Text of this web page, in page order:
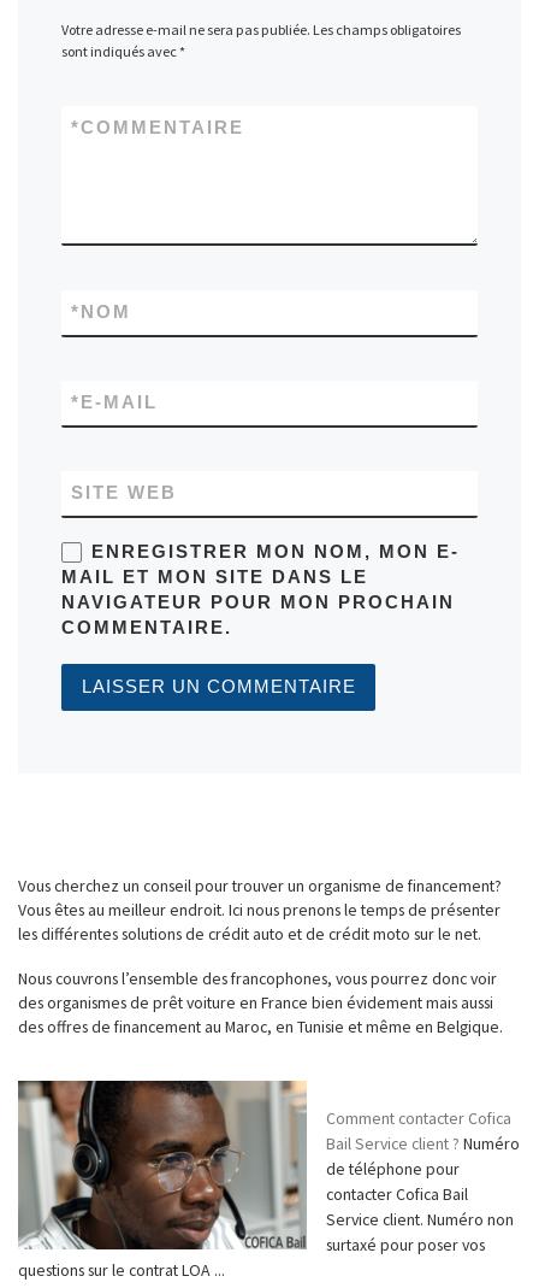
Votre adresse e-mail ne sera pas publiée. Les champs obligatoires
sont indiqués avec*
COMMENTAIRE
*
NOM
*
E-MAIL
*
SITE WEB
ENREGISTRER MON NOM, MON E-
MAIL ET MON SITE DANS LE
NAVIGATEUR POUR MON PROCHAIN
COMMENTAIRE.
Vous cherchez un conseil pour trouver un organisme de financement?
Vous êtes au meilleur endroit. Ici nous prenons le temps de présenter
les différentes solutions de crédit auto et de crédit moto sur le net.
Nous couvrons l’ensemble des francophones, vous pourrez donc voir
des organismes de prêt voiture en France bien évidement mais aussi
des offres de financement au Maroc, en Tunisie et même en Belgique.
Comment contacter Cofica
Bail Service client ? Numéro
de téléphone pour
contacter Cofica Bail
Service client. Numéro non
surtaxé pour poser vos
questions sur le contrat LOA ...